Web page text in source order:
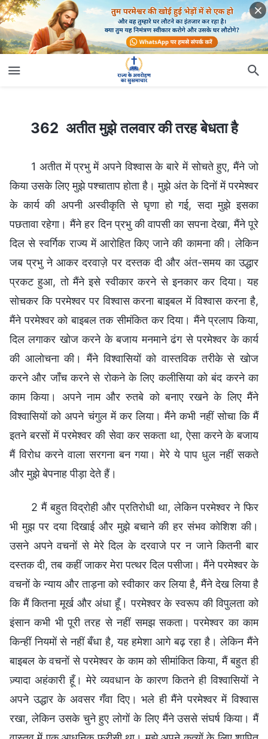
362 अतीत मुझे तलवार की तरह बेधता है
362 अतीत मुझे तलवार की तरह बेधता है
1 अतीत में प्रभु में अपने विश्वास के बारे में सोचते हुए, मैंने जो
किया उसके लिए मुझे पश्चाताप होता है। मुझे अंत के दिनों में परमेश्वर
के कार्य की अपनी अस्वीकृति से घृणा हो गई, सदा मुझे इसका
पछतावा रहेगा। मैंने हर दिन प्रभु की वापसी का सपना देखा, मैंने पूरे
दिल से स्वर्गिक राज्य में आरोहित किए जाने की कामना की। लेकिन
जब प्रभु ने आकर दरवाज़े पर दस्तक दी और अंत-समय का उद्धार
प्रकट हुआ, तो मैंने इसे स्वीकार करने से इनकार कर दिया। यह
सोचकर कि परमेश्वर पर विश्वास करना बाइबल में विश्वास करना है,
मैंने परमेश्वर को बाइबल तक सीमंकित कर दिया। मैंने प्रलाप किया,
दिल लगाकर खोज करने के बजाय मनमाने ढंग से परमेश्वर के कार्य
की आलोचना की। मैंने विश्वासियों को वास्तविक तरीके से खोज
करने और जाँच करने से रोकने के लिए कलीसिया को बंद करने का
काम किया। अपने नाम और रुतबे को बनाए रखने के लिए मैंने
विश्वासियों को अपने चंगुल में कर लिया। मैंने कभी नहीं सोचा कि मैं
इतने बरसों में परमेश्वर की सेवा कर सकता था, ऐसा करने के बजाय
मैं विरोध करने वाला सरगना बन गया। मेरे ये पाप धुल नहीं सकते
और मुझे बेपनाह पीड़ा देते हैं।
2 मैं बहुत विद्रोही और प्रतिरोधी था, लेकिन परमेश्वर ने फिर
भी मुझ पर दया दिखाई और मुझे बचाने की हर संभव कोशिश की।
उसने अपने वचनों से मेरे दिल के दरवाजे पर न जाने कितनी बार
दस्तक दी, तब कहीं जाकर मेरा पत्थर दिल पसीजा। मैंने परमेश्वर के
वचनों के न्याय और ताड़ना को स्वीकार कर लिया है, मैंने देख लिया है
कि मैं कितना मूर्ख और अंधा हूँ। परमेश्वर के स्वरूप की विपुलता को
इंसान कभी भी पूरी तरह से नहीं समझ सकता। परमेश्वर का काम
किन्हीं नियमों से नहीं बँधा है, यह हमेशा आगे बढ़ रहा है। लेकिन मैंने
बाइबल के वचनों से परमेश्वर के काम को सीमांकित किया, मैं बहुत ही
ज़्यादा अहंकारी हूँ। मेरे व्यवधान के कारण कितने ही विश्वासियों ने
अपने उद्धार के अवसर गँवा दिए। भले ही मैंने परमेश्वर में विश्वास
रखा, लेकिन उसके चुने हुए लोगों के लिए मैंने उससे संघर्ष किया। मैं